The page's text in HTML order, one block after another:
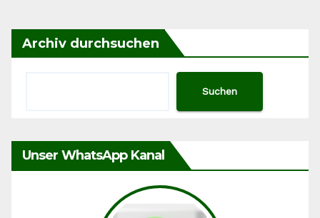
Archiv durchsuchen
Suchen
Unser WhatsApp Kanal